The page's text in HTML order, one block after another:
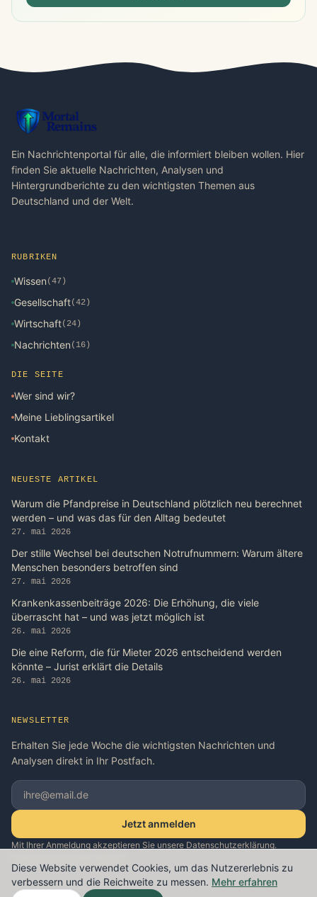
Ein Nachrichtenportal für alle, die informiert bleiben wollen. Hier
finden Sie aktuelle Nachrichten, Analysen und
Hintergrundberichte zu den wichtigsten Themen aus
Deutschland und der Welt.
RUBRIKEN
Wissen (47)
Gesellschaft(42)
Wirtschaft(24)
Nachrichten (16)
DIE SEITE
Wer sind wir?
Meine Lieblingsartikel
Kontakt
NEUESTE ARTIKEL
Warum die Pfandpreise in Deutschland plötzlich neu berechnet
werden – und was das für den Alltag bedeutet
27. mai 2026
Der stille Wechsel bei deutschen Notrufnummern: Warum ältere
Menschen besonders betroffen sind
27. mai 2026
Krankenkassenbeiträge 2026: Die Erhöhung, die viele
überrascht hat – und was jetzt möglich ist
26. mai 2026
Die eine Reform, die für Mieter 2026 entscheidend werden
könnte – Jurist erklärt die Details
26. mai 2026
NEWSLETTER
Erhalten Sie jede Woche die wichtigsten Nachrichten und
Analysen direkt in Ihr Postfach.
Jetzt anmelden
Mit Ihrer Anmeldung akzeptieren Sie unsere Datenschutzerklärung.
Diese Website verwendet Cookies, um das Nutzererlebnis zu
verbessern und die Reichweite zu messen. Mehr erfahren